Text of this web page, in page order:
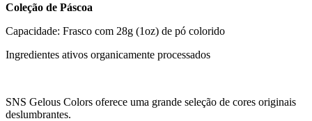
Coleção de Páscoa
Capacidade: Frasco com 28g (1oz) de pó colorido
Ingredientes ativos organicamente processados
SNS Gelous Colors oferece uma grande seleção de cores originais
deslumbrantes.